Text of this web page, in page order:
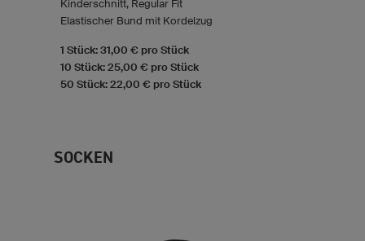
Kinderschnitt, Regular Fit
Elastischer Bund mit Kordelzug
1 Stück: 31,00 € pro Stück
10 Stück: 25,00 € pro Stück
50 Stück: 22,00 € pro Stück
SOCKEN